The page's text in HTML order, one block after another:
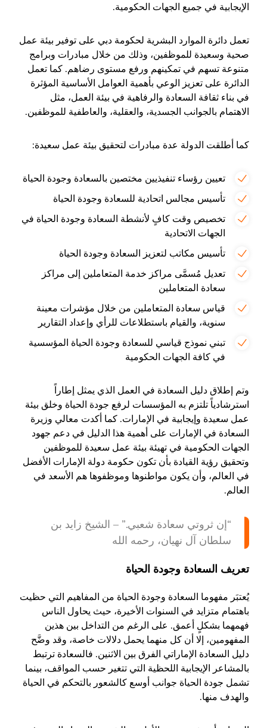
الإيجابية في جميع الجهات الحكومية.
تعمل دائرة الموارد البشرية لحكومة دبي على توفير بيئة عمل
صحية وسعيدة للموظفين، وذلك من خلال مبادرات وبرامج
متنوعة تسهم في تمكينهم ورفع مستوى رضاهم. كما تعمل
الدائرة على تعزيز الوعي بأهمية العوامل الأساسية المؤثرة
في بناء ثقافة السعادة والرفاهية في بيئة العمل، مثل
الاهتمام بالجوانب الجسدية، والعقلية، والعاطفية للموظفين.
كما أطلقت الدولة عدة مبادرات لتحقيق بيئة عمل سعيدة:
تعيين رؤساء تنفيذيين مختصين بالسعادة وجودة الحياة
تأسيس مجالس اتحادية للسعادة وجودة الحياة
تخصيص وقت كافٍ لأنشطة السعادة وجودة الحياة في
الجهات الاتحادية
تأسيس مكاتب لتعزيز السعادة وجودة الحياة
تعديل مُسمَّى مراكز خدمة المتعاملين إلى مراكز
سعادة المتعاملين
قياس سعادة المتعاملين من خلال مؤشرات معينة
سنوية، والقيام باستطلاعات للرأي وإعداد التقارير
تبني نموذج قياسي للسعادة وجودة الحياة المؤسسية
في كافة الجهات الحكومية
وتم إطلاق دليل السعادة في العمل الذي يمثل إطاراً
استرشادياً تلتزم به المؤسسات لرفع جودة الحياة وخلق بيئة
عمل سعيدة وإيجابية في الإمارات. كما أكدت معالي وزيرة
السعادة في الإمارات على أهمية هذا الدليل في دعم جهود
الجهات الحكومية في تهيئة بيئة عمل سعيدة للموظفين
وتحقيق رؤية القيادة بأن تكون حكومة دولة الإمارات الأفضل
في العالم، وأن يكون مواطنوها وموظفوها هم الأسعد في
العالم.
“إن ثروتي سعادة شعبي.” – الشيخ زايد بن
سلطان آل نهيان، رحمه الله
تعريف السعادة وجودة الحياة
يُعتبَر مفهوما السعادة وجودة الحياة من المفاهيم التي حظيت
باهتمام متزايد في السنوات الأخيرة، حيث يحاول الناس
فهمهما بشكلٍ أعمق. على الرغم من التداخل بين هذين
المفهومين، إلا أن كل منهما يحمل دلالات خاصة، وقد وضَّح
دليل السعادة الإماراتي الفرق بين الاثنين. فالسعادة ترتبط
بالمشاعر الإيجابية اللحظية التي تتغير حسب المواقف، بينما
تشمل جودة الحياة جوانب أوسع كالشعور بالتحكم في الحياة
والهدف منها.